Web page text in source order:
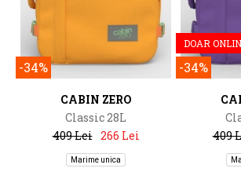
-34%
CABIN ZERO
Classic 28L
409 Lei 266 Lei
Marime unica
DOAR
-34%
409